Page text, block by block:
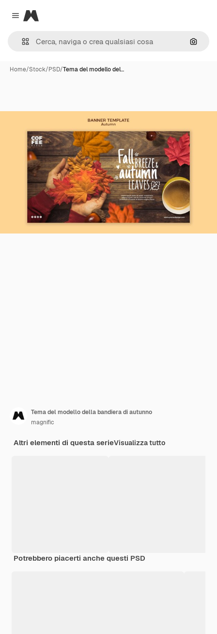
Close menu
Magnific
Cerca
Home/Stock/PSD/Tema del modello del…
Tema del modello della bandiera di autunno
magnific
Altri elementi di questa serieVisualizza tutto
Potrebbero piacerti anche questi PSD